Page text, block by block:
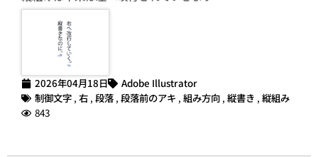
2026年04月18日
Adobe Illustrator
制御文字 , 右 , 段落 , 段落前のアキ , 組み方向 , 縦書き , 縦組み
843